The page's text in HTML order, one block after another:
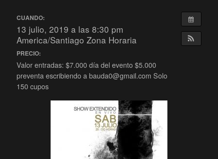
CUANDO:
13 julio, 2019 a las 8:30 pm
America/Santiago Zona Horaria
PRECIO:
Valor entradas: $7.000 día del evento $5.000
preventa escribiendo a bauda0@gmail.com Solo
150 cupos